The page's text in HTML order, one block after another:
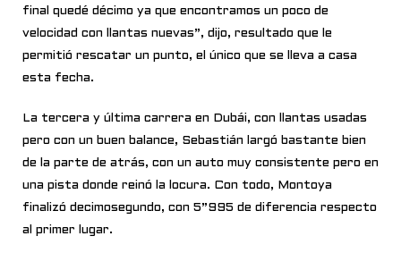
final quedé décimo ya que encontramos un poco de
velocidad con llantas nuevas”, dijo, resultado que le
permitió rescatar un punto, el único que se lleva a casa
esta fecha.
La tercera y última carrera en Dubái, con llantas usadas
pero con un buen balance, Sebastián largó bastante bien
de la parte de atrás, con un auto muy consistente pero en
una pista donde reinó la locura. Con todo, Montoya
finalizó decimosegundo, con 5”995 de diferencia respecto
al primer lugar.